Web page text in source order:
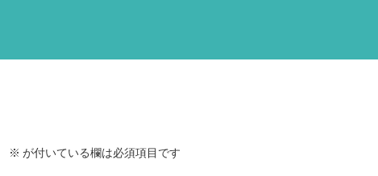
※ が付いている欄は必須項目です